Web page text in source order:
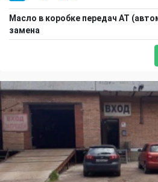
Масло в коробке передач АТ
замена